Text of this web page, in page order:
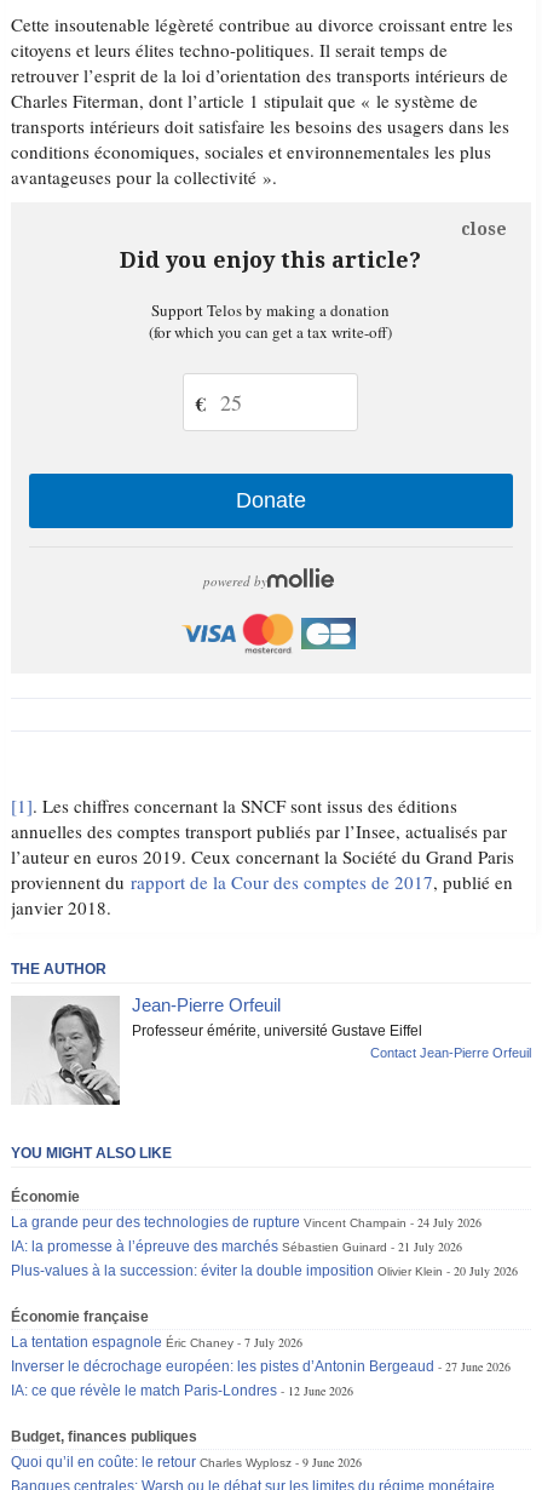
Cette insoutenable légèreté contribue au divorce croissant entre les
citoyens et leurs élites techno-politiques. Il serait temps de
retrouver l’esprit de la loi d’orientation des transports intérieurs de
Charles Fiterman, dont l’article 1 stipulait que « le système de
transports intérieurs doit satisfaire les besoins des usagers dans les
conditions économiques, sociales et environnementales les plus
avantageuses pour la collectivité ».
Did you enjoy this article?
close
Support Telos by making a donation
(for which you can get a tax write-off)
€
Donate
powered by
[1]. Les chiffres concernant la SNCF sont issus des éditions
annuelles des comptes transport publiés par l’Insee, actualisés par
l’auteur en euros 2019. Ceux concernant la Société du Grand Paris
proviennent durapport de la Cour des comptes de 2017, publié en
janvier 2018.
THE AUTHOR
Jean-Pierre Orfeuil
Professeur émérite, université Gustave Eiffel
Contact Jean-Pierre Orfeuil
YOU MIGHT ALSO LIKE
Économie
La grande peur des technologies de rupture Vincent Champain
24 July 2026
IA: la promesse à l’épreuve des marchés Sébastien Guinard
21 July 2026
Plus-values à la succession: éviter la double imposition Olivier Klein 20 July 2026
Économie française
La tentation espagnole Éric Chaney
7 July 2026
Inverser le décrochage européen: les pistes d’Antonin Bergeaud
27 June 2026
IA: ce que révèle le match Paris-Londres
12 June 2026
Budget, finances publiques
Quoi qu’il en coûte: le retour Charles Wyplosz
9 June 2026
Banques centrales: Warsh ou le débat sur les limites du régime monétaire